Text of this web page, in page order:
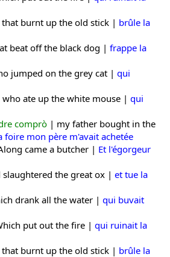
that burnt up the old stick | brûle la
beat off the black dog | frappe la
jumped on the grey cat | qui
who ate up the white mouse | qui
comprò | my father bought in the
foire mon père m'avait achetée
came a butcher | Et l'égorgeur
slaughtered the great ox | et tue la
drank all the water | qui buvait
put out the fire | qui ruinait la
that burnt up the old stick | brûle la